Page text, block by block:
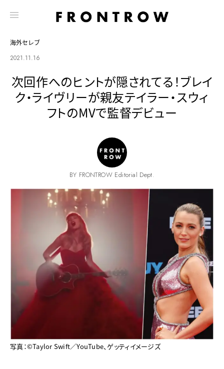
海外セレブ
2021.11.16
次回作へのヒントが隠されてる！ブレイ
ク・ライヴリーが親友テイラー・スウィ
フトのMVで監督デビュー
BY FRONTROW Editorial Dept.
写真：©️Taylor Swift／YouTube、ゲッティイメージズ